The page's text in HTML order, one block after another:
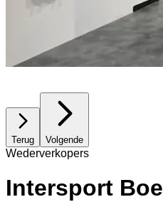
Terug Volgende
Wederverkopers
Intersport Boe